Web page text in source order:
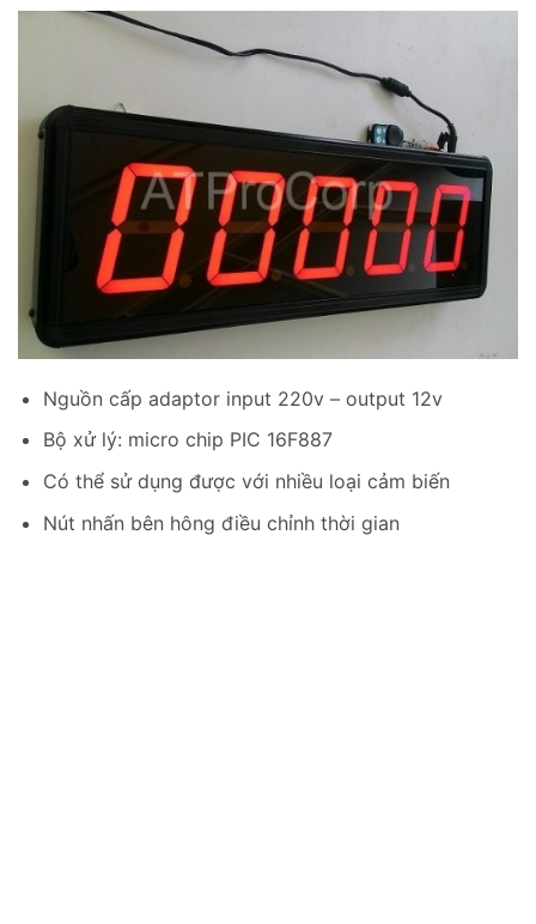
Nguồn cấp adaptor input 220v – output 12v
Bộ xử lý: micro chip PIC 16F887
Có thể sử dụng được với nhiều loại cảm biến
Nút nhấn bên hông điều chỉnh thời gian